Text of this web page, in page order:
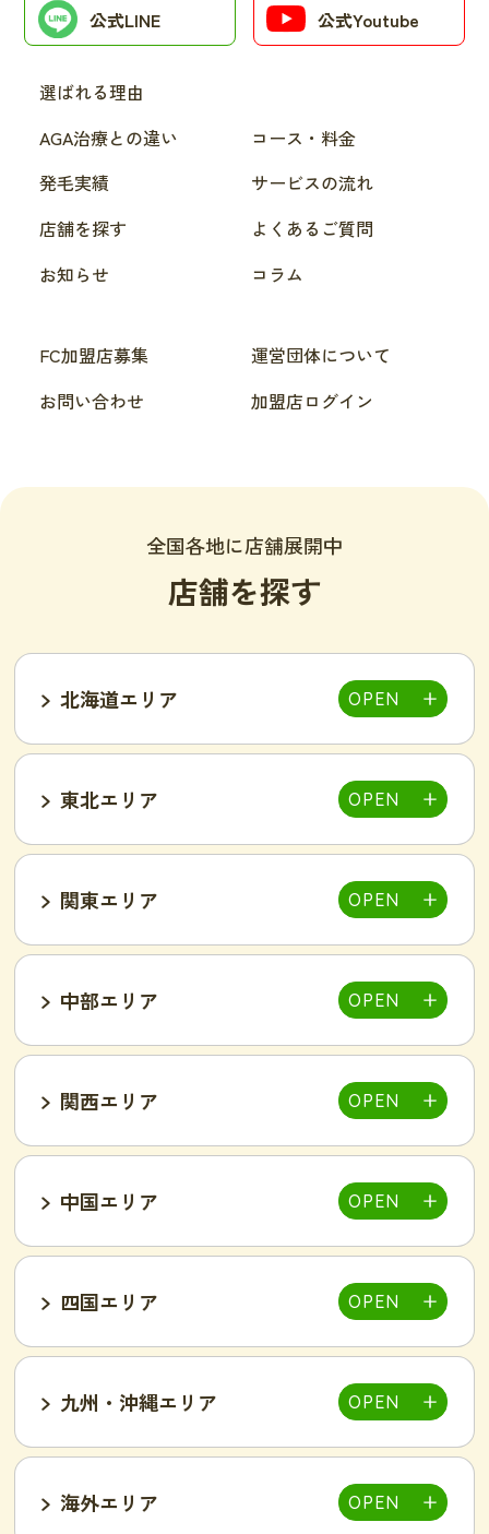
公式LINE 公式Youtube
選ばれる理由
AGA治療との違い
コース・料金
発毛実績
サービスの流れ
店舗を探す
よくあるご質問
お知らせ
コラム
FC加盟店募集
運営団体について
お問い合わせ
加盟店ログイン
全国各地に店舗展開中
店舗を探す
北海道エリア
東北エリア
仙台泉店
関東エリア
大宮店 新所沢西口店
池袋西口店
吉祥寺駅前店
小岩駅前店 渋谷店 新橋店
小山店
湘南藤沢店 新横浜菊名店
中部エリア
富山インター店
甲府中央店
岐阜可児店
一宮店 岡崎駅前店
関西エリア
明石駅前店
豊岡店
東加古川店
姫路店
和歌山店
中国エリア
岡山駅前店 岡山東店
東広島西条店 広島福山店
四国エリア
高知西店
九州・沖縄エリア
海外エリア